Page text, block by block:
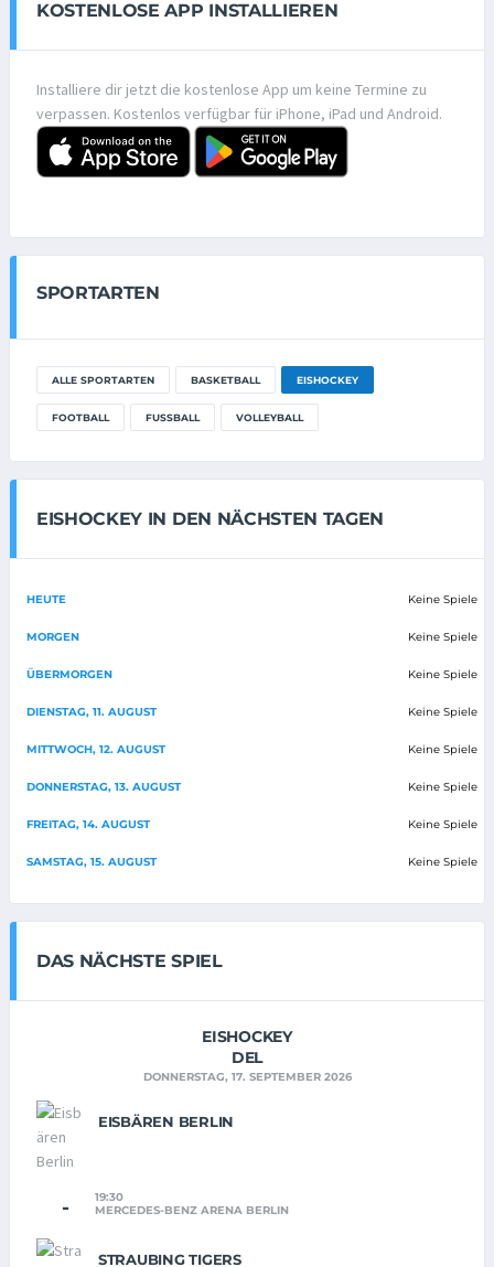
KOSTENLOSE APP INSTALLIEREN
Installiere dir jetzt die kostenlose App um keine Termine zu
verpassen. Kostenlos verfügbar für iPhone, iPad und Android.
SPORTARTEN
ALLE SPORTARTEN BASKETBALL EISHOCKEY
FOOTBALL FUSSBALL VOLLEYBALL
EISHOCKEY IN DEN NÄCHSTEN TAGEN
HEUTE Keine Spiele
MORGEN Keine Spiele
ÜBERMORGEN Keine Spiele
DIENSTAG, 11. AUGUST Keine Spiele
MITTWOCH, 12. AUGUST Keine Spiele
DONNERSTAG, 13. AUGUST Keine Spiele
FREITAG, 14. AUGUST Keine Spiele
SAMSTAG, 15. AUGUST Keine Spiele
DAS NÄCHSTE SPIEL
EISHOCKEY
DEL
DONNERSTAG, 17. SEPTEMBER 2026
EISBÄREN BERLIN
-
19:30
MERCEDES-BENZ ARENA BERLIN
STRAUBING TIGERS